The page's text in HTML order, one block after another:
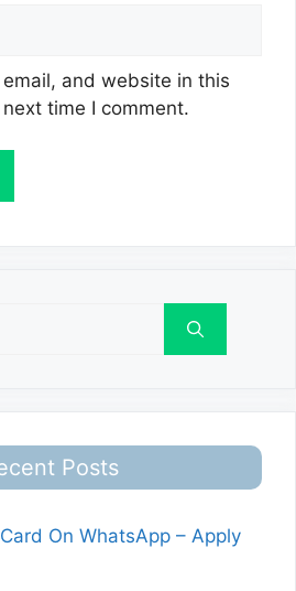
and website in this
time I comment.
Posts
On WhatsApp – Apply